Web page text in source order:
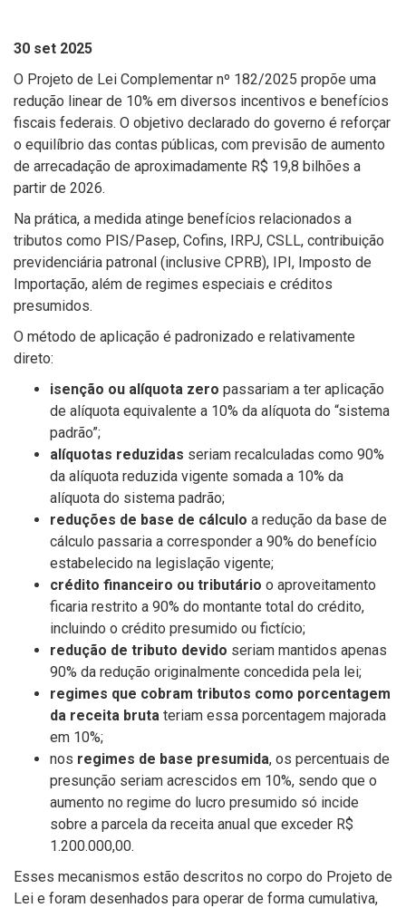
30 set 2025
O Projeto de Lei Complementar nº 182/2025 propõe uma
redução linear de 10% em diversos incentivos e benefícios
fiscais federais. O objetivo declarado do governo é reforçar
o equilíbrio das contas públicas, com previsão de aumento
de arrecadação de aproximadamente R$ 19,8 bilhões a
partir de 2026.
Na prática, a medida atinge benefícios relacionados a
tributos como PIS/Pasep, Cofins, IRPJ, CSLL, contribuição
previdenciária patronal (inclusive CPRB), IPI, Imposto de
Importação, além de regimes especiais e créditos
presumidos.
O método de aplicação é padronizado e relativamente
direto:
isenção ou alíquota zero passariam a ter aplicação
de alíquota equivalente a 10% da alíquota do “sistema
padrão”;
alíquotas reduzidas seriam recalculadas como 90%
da alíquota reduzida vigente somada a 10% da
alíquota do sistema padrão;
reduções de base de cálculo a redução da base de
cálculo passaria a corresponder a 90% do benefício
estabelecido na legislação vigente;
crédito financeiro ou tributário o aproveitamento
ficaria restrito a 90% do montante total do crédito,
incluindo o crédito presumido ou fictício;
redução de tributo devido seriam mantidos apenas
90% da redução originalmente concedida pela lei;
regimes que cobram tributos como porcentagem
da receita bruta teriam essa porcentagem majorada
em 10%;
nos regimes de base presumida, os percentuais de
presunção seriam acrescidos em 10%, sendo que o
aumento no regime do lucro presumido só incide
sobre a parcela da receita anual que exceder R$
1.200.000,00.
Esses mecanismos estão descritos no corpo do Projeto de
Lei e foram desenhados para operar de forma cumulativa,